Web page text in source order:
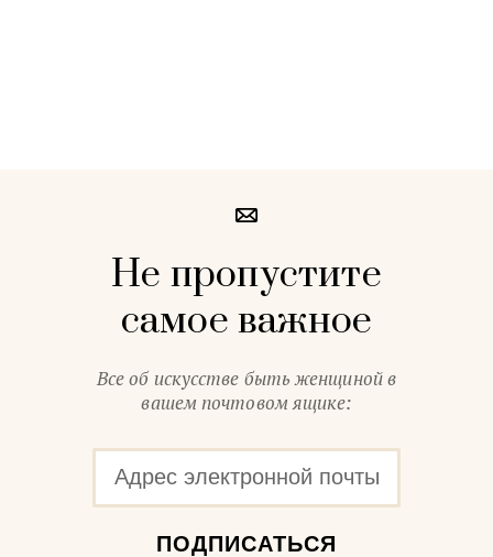
Не пропустите
самое важное
Все об искусстве быть женщиной в
вашем почтовом ящике:
ПОДПИСАТЬСЯ